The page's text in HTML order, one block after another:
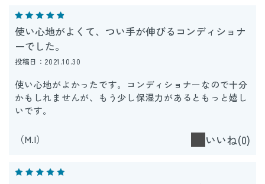
使い心地がよくて、つい手が伸びるコンディショナ
ーでした。
投稿日：2021.10.30
使い心地がよかったです。コンディショナーなので十分
かもしれませんが、もう少し保湿力があるともっと嬉し
いです。
（M.I） いいね(0)